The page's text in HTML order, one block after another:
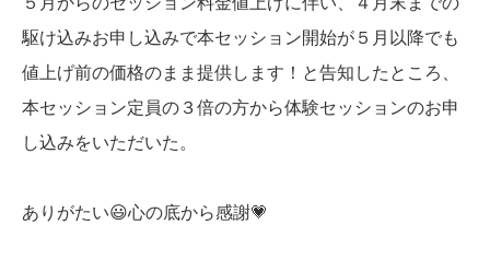
駆け込みお申し込みで本セッション開始が５月以降でも
値上げ前の価格のまま提供します！と告知したところ、
本セッション定員の３倍の方から体験セッションのお申
し込みをいただいた。
ありがたい😃心の底から感謝💗